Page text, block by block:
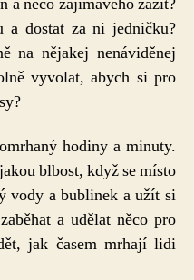
a dostat za ni jedničku?
na nějakej nenáviděnej
vyvolat, abych si pro
hodiny a minuty.
blbost, když se místo
vody a bublinek a užít si
a udělat něco pro
jak časem mrhají lidi